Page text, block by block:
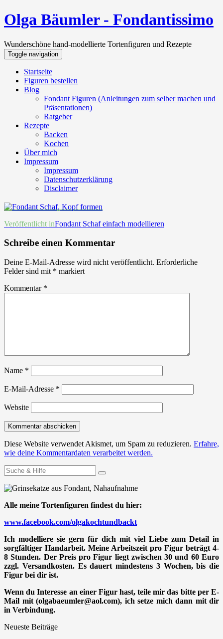
Olga Bäumler - Fondantissimo
Wunderschöne hand-modellierte Tortenfiguren und Rezepte
Toggle navigation
Startseite
Figuren bestellen
Blog
Fondant Figuren (Anleitungen zum selber machen und
Präsentationen)
Ratgeber
Rezepte
Backen
Kochen
Über mich
Impressum
Impressum
Datenschutzerklärung
Disclaimer
Beitrags-
Veröffentlicht inFondant Schaf einfach modellieren
Schreibe einen Kommentar
Deine E-Mail-Adresse wird nicht veröffentlicht. Erforderliche
Felder sind mit * markiert
Kommentar *
Name *
E-Mail-Adresse *
Website
Diese Website verwendet Akismet, um Spam zu reduzieren. Erfahre,
wie deine Kommentardaten verarbeitet werden.
Suchen
nach:
Alle meine Tortenfiguren findest du hier:
www.facebook.com/olgakochtundbackt
Ich modelliere sie gern für dich mit viel Liebe zum Detail in
sorgfältiger Handarbeit. Meine Arbeitszeit pro Figur beträgt 4-
8 Stunden. Der Preis pro Figur liegt zwischen 30 und 60 Euro
zzgl. Versandkosten. Es dauert mindestens 3 Wochen, bis die
Figur bei dir ist.
Wenn du Interesse an einer Figur hast, teile mir das bitte per E-
Mail mit (olgabaeumler@aol.com), ich setze mich dann mit dir
in Verbindung.
Neueste Beiträge